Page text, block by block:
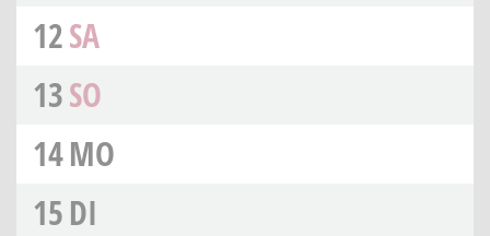
12SA
13SO
14MO
15DI